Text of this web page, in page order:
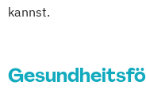
kannst.